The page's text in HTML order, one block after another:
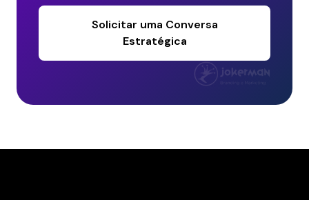
Solicitar uma Conversa
Estratégica